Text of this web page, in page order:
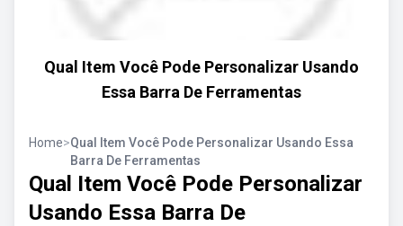
Qual Item Você Pode Personalizar Usando
Essa Barra De Ferramentas
Home>Qual Item Você Pode Personalizar Usando Essa
Barra De Ferramentas
Qual Item Você Pode Personalizar
Usando Essa Barra De